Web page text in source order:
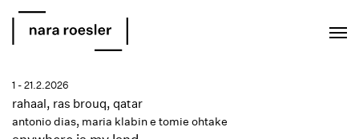
antonio dias, maria klabin e tomie ohtake
rahaal, ras brouq, qatar
1 - 21.2.2026